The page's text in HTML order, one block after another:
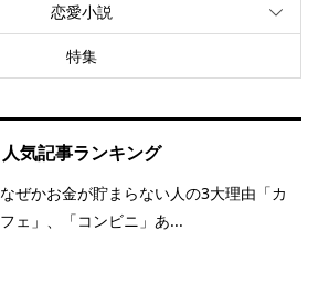
恋愛小説
特集
人気記事ランキング
なぜかお金が貯まらない人の3大理由「カ
フェ」、「コンビニ」あ...